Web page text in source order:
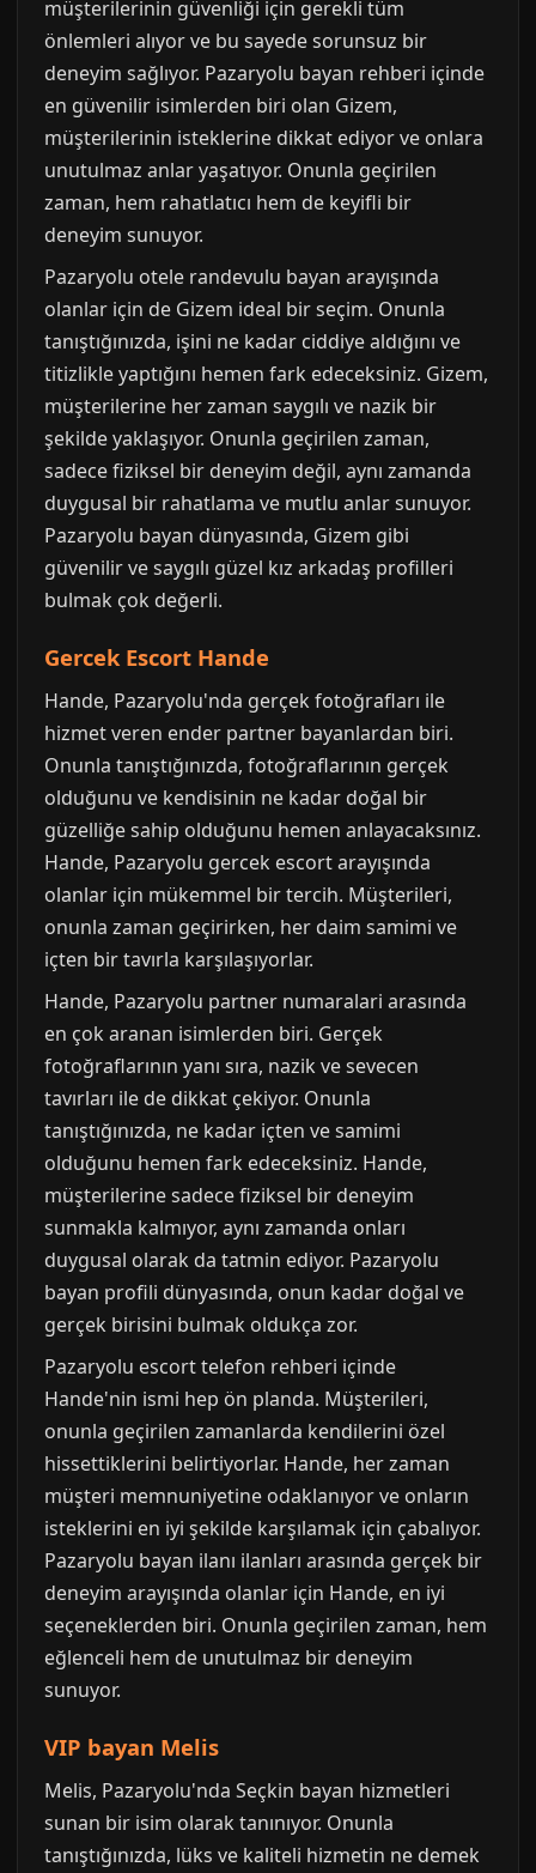
müşterilerinin güvenliği için gerekli tüm
önlemleri alıyor ve bu sayede sorunsuz bir
deneyim sağlıyor. Pazaryolu bayan rehberi içinde
en güvenilir isimlerden biri olan Gizem,
müşterilerinin isteklerine dikkat ediyor ve onlara
unutulmaz anlar yaşatıyor. Onunla geçirilen
zaman, hem rahatlatıcı hem de keyifli bir
deneyim sunuyor.
Pazaryolu otele randevulu bayan arayışında
olanlar için de Gizem ideal bir seçim. Onunla
tanıştığınızda, işini ne kadar ciddiye aldığını ve
titizlikle yaptığını hemen fark edeceksiniz. Gizem,
müşterilerine her zaman saygılı ve nazik bir
şekilde yaklaşıyor. Onunla geçirilen zaman,
sadece fiziksel bir deneyim değil, aynı zamanda
duygusal bir rahatlama ve mutlu anlar sunuyor.
Pazaryolu bayan dünyasında, Gizem gibi
güvenilir ve saygılı güzel kız arkadaş profilleri
bulmak çok değerli.
Gercek Escort Hande
Hande, Pazaryolu'nda gerçek fotoğrafları ile
hizmet veren ender partner bayanlardan biri.
Onunla tanıştığınızda, fotoğraflarının gerçek
olduğunu ve kendisinin ne kadar doğal bir
güzelliğe sahip olduğunu hemen anlayacaksınız.
Hande, Pazaryolu gercek escort arayışında
olanlar için mükemmel bir tercih. Müşterileri,
onunla zaman geçirirken, her daim samimi ve
içten bir tavırla karşılaşıyorlar.
Hande, Pazaryolu partner numaralari arasında
en çok aranan isimlerden biri. Gerçek
fotoğraflarının yanı sıra, nazik ve sevecen
tavırları ile de dikkat çekiyor. Onunla
tanıştığınızda, ne kadar içten ve samimi
olduğunu hemen fark edeceksiniz. Hande,
müşterilerine sadece fiziksel bir deneyim
sunmakla kalmıyor, aynı zamanda onları
duygusal olarak da tatmin ediyor. Pazaryolu
bayan profili dünyasında, onun kadar doğal ve
gerçek birisini bulmak oldukça zor.
Pazaryolu escort telefon rehberi içinde
Hande'nin ismi hep ön planda. Müşterileri,
onunla geçirilen zamanlarda kendilerini özel
hissettiklerini belirtiyorlar. Hande, her zaman
müşteri memnuniyetine odaklanıyor ve onların
isteklerini en iyi şekilde karşılamak için çabalıyor.
Pazaryolu bayan ilanı ilanları arasında gerçek bir
deneyim arayışında olanlar için Hande, en iyi
seçeneklerden biri. Onunla geçirilen zaman, hem
eğlenceli hem de unutulmaz bir deneyim
sunuyor.
VIP bayan Melis
Melis, Pazaryolu'nda Seçkin bayan hizmetleri
sunan bir isim olarak tanınıyor. Onunla
tanıştığınızda, lüks ve kaliteli hizmetin ne demek